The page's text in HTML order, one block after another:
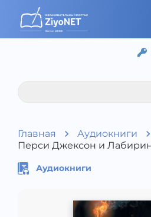
Главная
Аудиокниги
Перси Джексон и
Аудиокниги